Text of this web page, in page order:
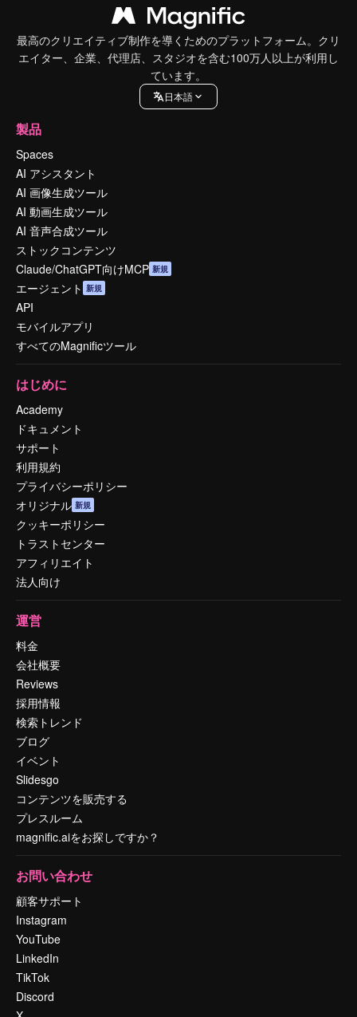
最高のクリエイティブ制作を導くためのプラットフォーム。クリ
エイター、企業、代理店、スタジオを含む100万人以上が利用し
ています。
日本語
製品
Spaces
AI アシスタント
AI 画像生成ツール
AI 動画生成ツール
AI 音声合成ツール
ストックコンテンツ
Claude/ChatGPT向けMCP 新規
エージェント 新規
API
モバイルアプリ
すべてのMagnificツール
はじめに
Academy
ドキュメント
サポート
利用規約
プライバシーポリシー
オリジナル 新規
クッキーポリシー
トラストセンター
アフィリエイト
法人向け
運営
料金
会社概要
Reviews
採用情報
検索トレンド
ブログ
イベント
Slidesgo
コンテンツを販売する
プレスルーム
magnific.aiをお探しですか？
お問い合わせ
顧客サポート
Instagram
YouTube
LinkedIn
TikTok
Discord